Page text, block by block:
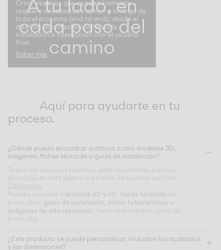
A tu lado, en
cada paso del
camino
Crear escenas que aporten bienestar
requiere orientación y apoyo a lo largo de
todo el proyecto (end-to-end), desde el
diseño y la composición hasta la
instalación e interacción con el usuario
final.
Saber más
Aquí para ayudarte en tu
proceso.
¿Dónde puedo encontrar archivos como modelos 3D,
imágenes, fichas técnicas o guías de instalación?
Todos los recursos técnicos están disponibles para su
descarga en esta página o a través de nuestra sección
Descargas
Puedes acceder a archivos 2D y 3D fichas técnicas de
productos, guías de instalación datos fotométricos e
imágenes de alta resolución , tanto ambientales como de
producto.
¿Este producto se puede personalizar, incluidos los acabados
y las dimensiones?